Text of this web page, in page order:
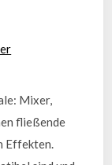
Mixer,
fließende
Effekten.